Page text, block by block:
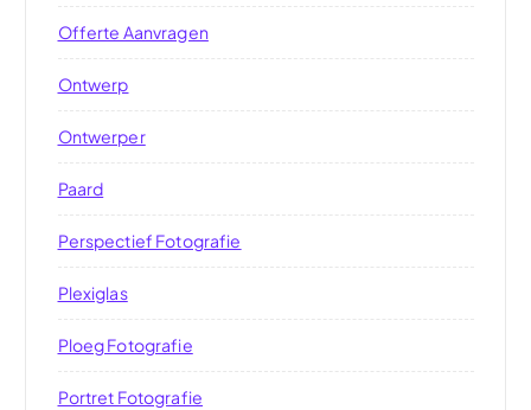
Offerte Aanvragen
Ontwerp
Ontwerper
Paard
Perspectief Fotografie
Plexiglas
Ploeg Fotografie
Portret Fotografie